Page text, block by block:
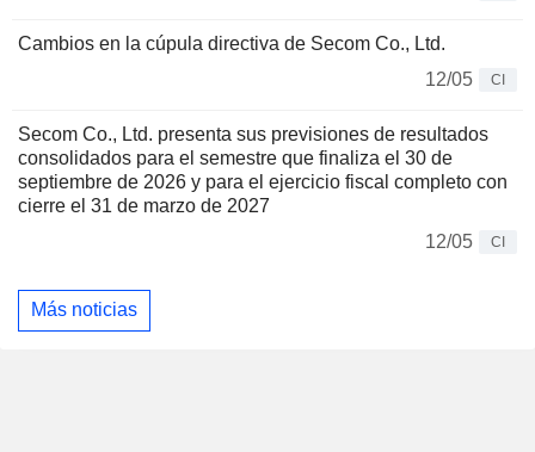
Cambios en la cúpula directiva de Secom Co., Ltd.
12/05
CI
Secom Co., Ltd. presenta sus previsiones de resultados
consolidados para el semestre que finaliza el 30 de
septiembre de 2026 y para el ejercicio fiscal completo con
cierre el 31 de marzo de 2027
12/05
CI
Más noticias